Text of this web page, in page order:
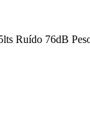
Ruído 76dB